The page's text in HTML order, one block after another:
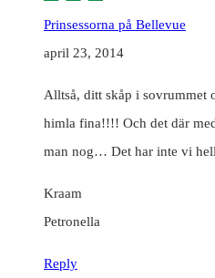
Prinsessorna på Bellevue
april 23, 2014
Alltså, ditt skåp i sovrummet
himla fina!!!! Och det där
man nog… Det har inte vi
Kraam
Petronella
Reply